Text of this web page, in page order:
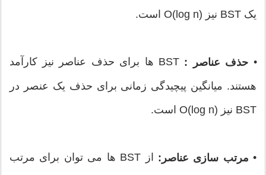
یک BST نیز O(log n) است.
• حذف عناصر : BST ها برای حذف عناصر نیز کارآمد
هستند. میانگین پیچیدگی زمانی برای حذف یک عنصر در
BST نیز O(log n) است.
•مرتب سازی عناصر: از BST ها می توان برای مرتب